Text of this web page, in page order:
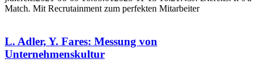
Match. Mit Recrutainment zum perfekten Mitarbeiter
L. Adler, Y. Fares: Messung von
Unternehmenskultur